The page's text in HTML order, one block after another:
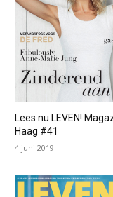
Lees nu LEVEN!
Haag #41
4 juni 2019